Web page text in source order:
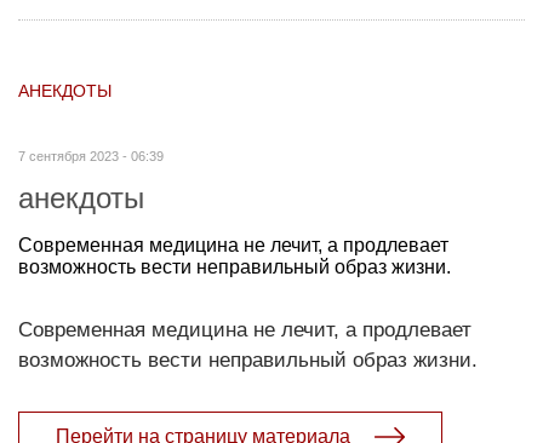
АНЕКДОТЫ
7 сентября 2023 - 06:39
анекдоты
Современная медицина не лечит, а продлевает
возможность вести неправильный образ жизни.
Современная медицина не лечит, а продлевает
возможность вести неправильный образ жизни.
Перейти на страницу материала